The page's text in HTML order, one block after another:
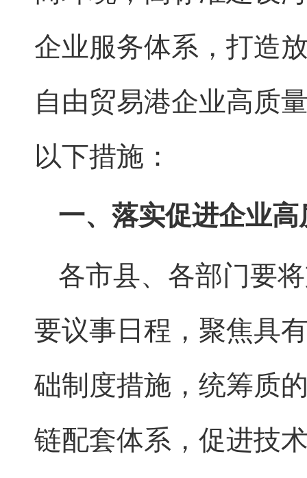
企业服务体系，打造
自由贸易港企业高质
以下措施：
一、落实促进企业
各市县、各部门要
要议事日程，聚焦具
础制度措施，统筹质
链配套体系，促进技